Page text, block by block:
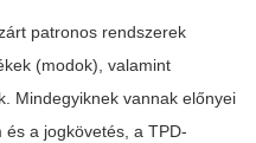
patronos rendszerek
(modok), valamint
Mindegyiknek vannak előnyei
a jogkövetés, a TPD-